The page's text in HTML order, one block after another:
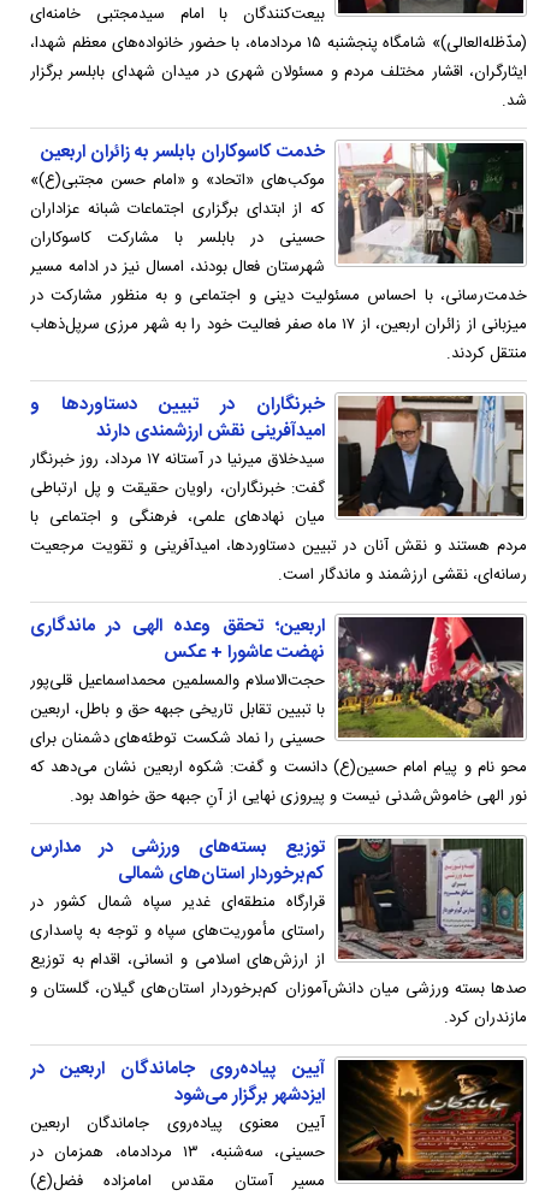
بیعت‌کنندگان با امام سیدمجتبی خامنه‌ای
(مدّظله‌العالی)» شامگاه پنجشنبه ۱۵ مردادماه، با حضور خانواده‌های معظم شهدا،
ایثارگران، اقشار مختلف مردم و مسئولان شهری در میدان شهدای بابلسر برگزار
شد.
خدمت کاسوکاران بابلسر به زائران اربعین
موکب‌های «اتحاد» و «امام حسن مجتبی(ع)»
که از ابتدای برگزاری اجتماعات شبانه عزاداران
حسینی در بابلسر با مشارکت کاسوکاران
شهرستان فعال بودند، امسال نیز در ادامه مسیر
خدمت‌رسانی، با احساس مسئولیت دینی و اجتماعی و به منظور مشارکت در
میزبانی از زائران اربعین، از ۱۷ ماه صفر فعالیت خود را به شهر مرزی سرپل‌ذهاب
منتقل کردند.
خبرنگاران در تبیین دستاوردها و
امیدآفرینی نقش ارزشمندی دارند
سیدخلاق میرنیا در آستانه ۱۷ مرداد، روز خبرنگار
گفت: خبرنگاران، راویان حقیقت و پل ارتباطی
میان نهادهای علمی، فرهنگی و اجتماعی با
مردم هستند و نقش آنان در تبیین دستاوردها، امیدآفرینی و تقویت مرجعیت
رسانه‌ای، نقشی ارزشمند و ماندگار است.
اربعین؛ تحقق وعده الهی در ماندگاری
نهضت عاشورا + عکس
حجت‌الاسلام والمسلمین محمداسماعیل قلی‌‌پور
با تبیین تقابل تاریخی جبهه حق و باطل، اربعین
حسینی را نماد شکست توطئه‌های دشمنان برای
محو نام و پیام امام حسین(ع) دانست و گفت: شکوه اربعین نشان می‌دهد که
نور الهی خاموش‌شدنی نیست و پیروزی نهایی از آنِ جبهه حق خواهد بود.
توزیع بسته‌های ورزشی در مدارس
کم‌برخوردار استان‌های شمالی
قرارگاه منطقه‌ای غدیر سپاه شمال کشور در
راستای مأموریت‌های سپاه و توجه به پاسداری
از ارزش‌های اسلامی و انسانی، اقدام به توزیع
صدها بسته ورزشی میان دانش‌آموزان کم‌برخوردار استان‌های گیلان، گلستان و
مازندران کرد.
آیین پیاده‌روی جاماندگان اربعین در
ایزدشهر برگزار می‌شود
آیین معنوی پیاده‌روی جاماندگان اربعین
حسینی، سه‌شنبه، ۱۳ مردادماه، همزمان در
مسیر آستان مقدس امامزاده فضل(ع)